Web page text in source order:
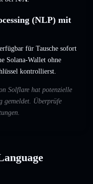
(NLP) mit
für Tausche sofort
Solana-Wallet ohne
kontrollierst.
Solflare hat potenzielle
gemeldet. Überprüfe